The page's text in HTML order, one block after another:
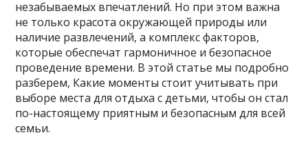
незабываемых впечатлений. Но при этом важна
не только красота окружающей природы или
наличие развлечений, а комплекс факторов,
которые обеспечат гармоничное и безопасное
проведение времени. В этой статье мы подробно
разберем, Какие моменты стоит учитывать при
выборе места для отдыха с детьми, чтобы он стал
по-настоящему приятным и безопасным для всей
семьи.